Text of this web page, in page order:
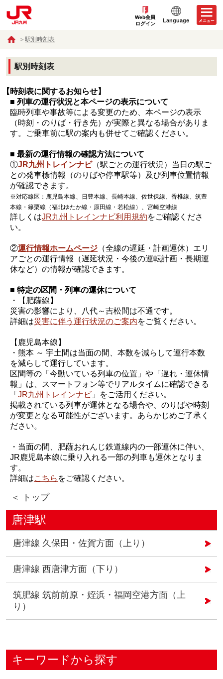
Web会員
ログイン
Language
駅別時刻表
駅別時刻表
【時刻表に関するお知らせ】
■ 列車の運行状況と本ページの表示について
臨時列車や事故等による変更のため、本ページの表示
（時刻・のりば・行き先）が実際と異なる場合がありま
す。ご乗車前に駅の案内も併せてご確認ください。
■ 最新の運行情報の確認方法について
①JR九州トレインナビ（駅ごとの運行状況）当日の駅ご
との発車標情報（のりばや停車駅等）及び列車位置情報
が確認できます。
※対応線区：鹿児島本線、日豊本線、長崎本線、佐世保線、香椎線、筑豊
本線・篠栗線（福北ゆたか線・原田線・若松線）、宮崎空港線
詳しくはJR九州トレインナビ利用規約をご確認くださ
い。
②運行情報ホームページ （全線の遅延・計画運休）エリ
アごとの運行情報（遅延状況・今後の運転計画・長期運
休など）の情報が確認できます。
■ 特定の区間・列車の運休について
・【肥薩線】
災害の影響により、八代～吉松間は不通です。
詳細は災害に伴う運行状況のご案内をご覧ください。
【鹿児島本線】
・熊本 ～ 宇土間は当面の間、本数を減らして運行本数
を減らして運行しています。
区間等の「今動いている列車の位置」や「遅れ・運休情
報」は、スマートフォン等でリアルタイムに確認できる
「JR九州トレインナビ 」をご活用ください。
掲載されている列車が運休となる場合や、のりばや時刻
が変更となる可能性がございます。あらかじめご了承く
ださい。
・当面の間、肥薩おれんじ鉄道線内の一部運休に伴い、
JR鹿児島本線に乗り入れる一部の列車も運休となりま
す。
詳細はこちら をご確認ください。
＜ トップ
唐津駅
唐津線 久保田・佐賀方面（上り）
唐津線 西唐津方面（下り）
筑肥線 筑前前原・姪浜・福岡空港方面（上
り）
キーワードから探す